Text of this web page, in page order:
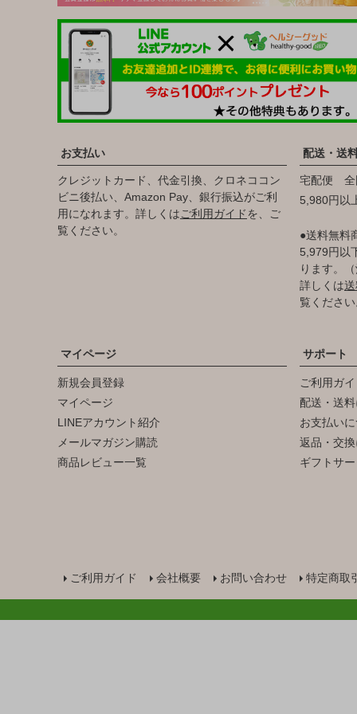
お支払い
クレジットカード、代金引換、クロネココン
ビニ後払い、Amazon Pay、銀行振込がご利
用になれます。詳しくはご利用ガイドを、ご
覧ください。
配送・送
宅配便 全
5,980円以
●送料無料
5,979円以
ります。
詳しくは
覧くださ
マイページ
新規会員登録
マイページ
LINEアカウント紹介
メールマガジン購読
商品レビュー一覧
サポート
ご利用ガ
配送・送
お支払い
返品・交
ギフトサ
ご利用ガイド 会社概要 お問い合わせ 特定商取